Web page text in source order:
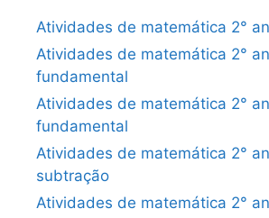
Atividades de matemática 2°
Atividades de matemática 2°
fundamental
Atividades de matemática 2°
fundamental
Atividades de matemática 2°
subtração
Atividades de matemática 2°